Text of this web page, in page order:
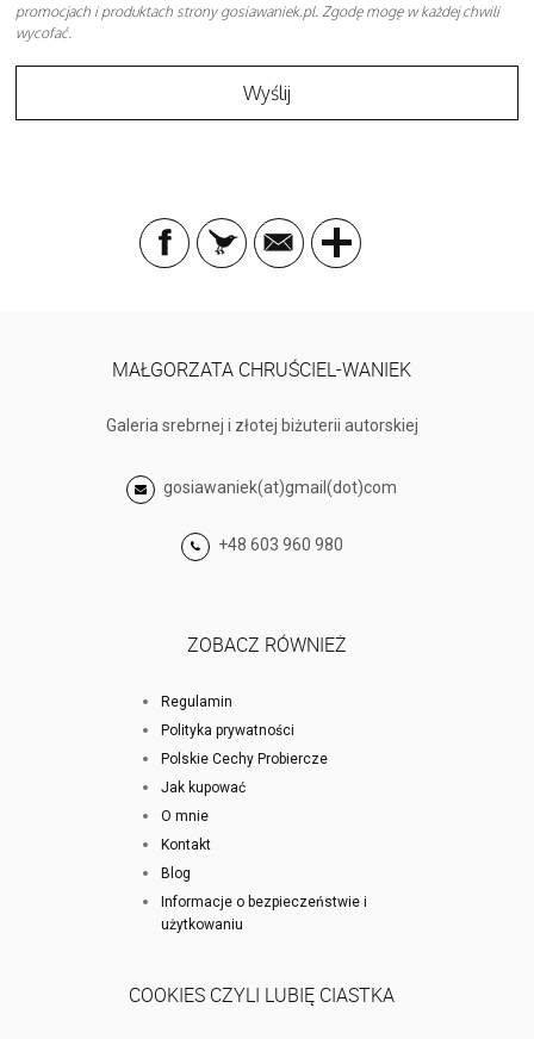
promocjach i produktach strony gosiawaniek.pl. Zgodę mogę w każdej chwili
wycofać.
MAŁGORZATA CHRUŚCIEL-WANIEK
Galeria srebrnej i złotej biżuterii autorskiej
gosiawaniek(at)gmail(dot)com
+48 603 960 980
ZOBACZ RÓWNIEŻ
Regulamin
Polityka prywatności
Polskie Cechy Probiercze
Jak kupować
O mnie
Kontakt
Blog
Informacje o bezpieczeństwie i
użytkowaniu
COOKIES CZYLI LUBIĘ CIASTKA